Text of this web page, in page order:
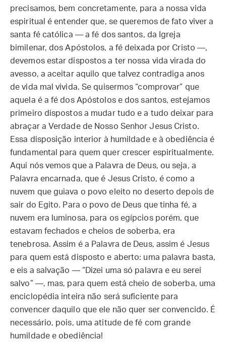
precisamos, bem concretamente, para a nossa vida
espiritual é entender que, se queremos de fato viver a
santa fé católica — a fé dos santos, da Igreja
bimilenar, dos Apóstolos, a fé deixada por Cristo —,
devemos estar dispostos a ter nossa vida virada do
avesso, a aceitar aquilo que talvez contradiga anos
de vida mal vivida. Se quisermos “comprovar” que
aquela é a fé dos Apóstolos e dos santos, estejamos
primeiro dispostos a mudar tudo e a tudo deixar para
abraçar a Verdade de Nosso Senhor Jesus Cristo.
Essa disposição interior à humildade e à obediência é
fundamental para quem quer crescer espiritualmente.
Aqui nós vemos que a Palavra de Deus, ou seja, a
Palavra encarnada, que é Jesus Cristo, é como a
nuvem que guiava o povo eleito no deserto depois de
sair do Egito. Para o povo de Deus que tinha fé, a
nuvem era luminosa, para os egípcios porém, que
estavam fechados e cheios de soberba, era
tenebrosa. Assim é a Palavra de Deus, assim é Jesus
para quem está disposto e aberto: uma palavra basta,
e eis a salvação — “Dizei uma só palavra e eu serei
salvo” —, mas, para quem está cheio de soberba, uma
enciclopédia inteira não será suficiente para
convencer daquilo que ele não quer ser convencido. É
necessário, pois, uma atitude de fé com grande
humildade e obediência!